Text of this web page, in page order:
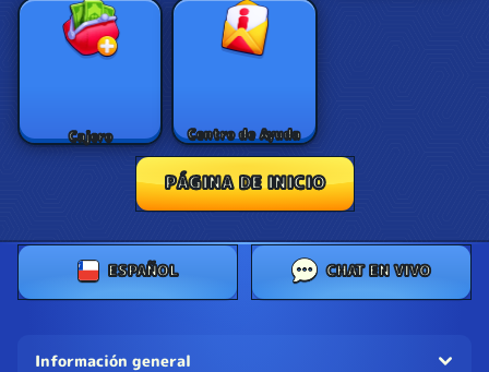
Cajero Centro de Ayuda
PÁGINA DE INICIO
ESPAÑOL CHAT EN VIVO
Información general